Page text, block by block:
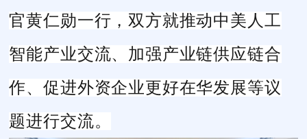
官黄仁勋一行，双方就推动中美人工
智能产业交流、 加强产业链供应链合
作、促进外资企业更好在华发展等议
题进行交流。